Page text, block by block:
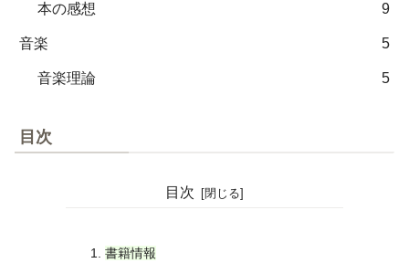
本の感想 9
音楽 5
音楽理論 5
目次
目次
書籍情報